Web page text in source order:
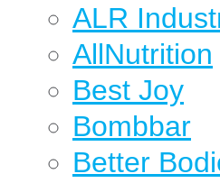
ALR
AllNutrition
Best Joy
Bombbar
Better